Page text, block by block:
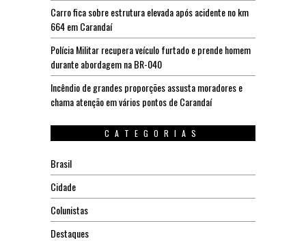
Carro fica sobre estrutura elevada após acidente no km
664 em Carandaí
Polícia Militar recupera veículo furtado e prende homem
durante abordagem na BR-040
Incêndio de grandes proporções assusta moradores e
chama atenção em vários pontos de Carandaí
CATEGORIAS
Brasil
Cidade
Colunistas
Destaques